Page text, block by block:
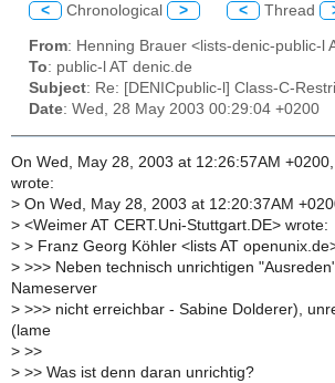
< Chronological > < Thread
From: Henning Brauer <lists-denic-public-l
To: public-l AT denic.de
Subject: Re: [DENICpublic-l] Class-C-
Date: Wed, 28 May 2003 00:29:04 +0200
On Wed, May 28, 2003 at 12:26:57AM
wrote:
> On Wed, May 28, 2003 at 12:20:37AM
> <Weimer AT CERT.Uni-Stuttgart.DE> wrote:
> > Franz Georg Köhler <lists AT
> >>> Neben technisch unrichtigen
Nameserver
> >>> nicht erreichbar - Sabine Dolderer),
(lame
> >>
> >> Was ist denn daran unrichtig?